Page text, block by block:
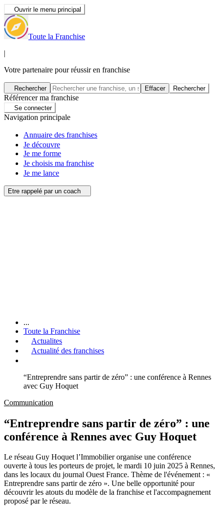
Ouvrir le menu principal
Toute la Franchise
|
Votre partenaire pour réussir en franchise
Rechercher Effacer Rechercher
Référencer ma franchise
Se connecter
Navigation principale
Annuaire des franchises
Je découvre
Je me forme
Je choisis ma franchise
Je me lance
Etre rappelé par un coach
...
Toute la Franchise
Actualites
Actualité des franchises
“Entreprendre sans partir de zéro” : une conférence à Rennes
avec Guy Hoquet
Communication
“Entreprendre sans partir de zéro” : une
conférence à Rennes avec Guy Hoquet
Le réseau Guy Hoquet l’Immobilier organise une conférence
ouverte à tous les porteurs de projet, le mardi 10 juin 2025 à Rennes,
dans les locaux du journal Ouest France. Thème de l'événement : «
Entreprendre sans partir de zéro ». Une belle opportunité pour
découvrir les atouts du modèle de la franchise et l'accompagnement
proposé par le réseau.